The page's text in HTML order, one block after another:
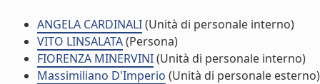
ANGELA CARDINALI(Unità di personale interno)
VITO LINSALATA(Persona)
FIORENZA MINERVINI(Unità di personale interno)
Massimiliano D'Imperio (Unità di personale esterno)